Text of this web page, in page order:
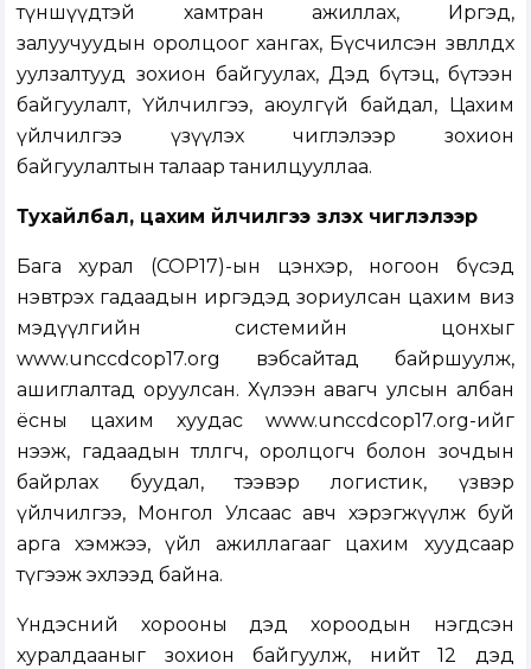
түншүүдтэй хамтран ажиллах, Иргэд,
залуучуудын оролцоог хангах, Бүсчилсэн зөвлөлдөх
уулзалтууд зохион байгуулах, Дэд бүтэц, бүтээн
байгуулалт, Үйлчилгээ, аюулгүй байдал, Цахим
үйлчилгээ үзүүлэх чиглэлээр зохион
байгуулалтын талаар танилцууллаа.
Тухайлбал, цахим үйлчилгээ үзүүлэх чиглэлээр
Бага хурал (COP17)-ын цэнхэр, ногоон бүсэд
нэвтрэх гадаадын иргэдэд зориулсан цахим виз
мэдүүлгийн системийн цонхыг
www.unccdcop17.org вэбсайтад байршуулж,
ашиглалтад оруулсан. Хүлээн авагч улсын албан
ёсны цахим хуудас www.unccdcop17.org-ийг
нээж, гадаадын төлөөлөгч, оролцогч болон зочдын
байрлах буудал, тээвэр логистик, үзвэр
үйлчилгээ, Монгол Улсаас авч хэрэгжүүлж буй
арга хэмжээ, үйл ажиллагааг цахим хуудсаар
түгээж эхлээд байна.
Үндэсний хорооны дэд хороодын нэгдсэн
хуралдааныг зохион байгуулж, нийт 12 дэд